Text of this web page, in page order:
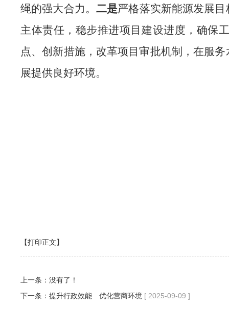
绳的强大合力 。 二是严格落实新能源发展
主体责任，稳步推进项目建设进度，确保
点、创新措施，改革项目审批机制，在服
展提供良好环境。
【打印正文】
上一条：没有了！
下一条： 提升行政效能 优化营商环境 [ 2025-09-09 ]